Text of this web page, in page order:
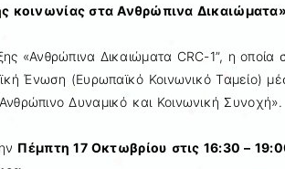
κοινωνίας στα Ανθρώπινα
«Ανθρώπινα Δικαιώματα CRC-1”, η οποία
Ένωση (Ευρωπαϊκό Κοινωνικό Ταμείο)
Δυναμικό και Κοινωνική Συνοχή».
Πέμπτη 17 Οκτωβρίου στις 16:30 –